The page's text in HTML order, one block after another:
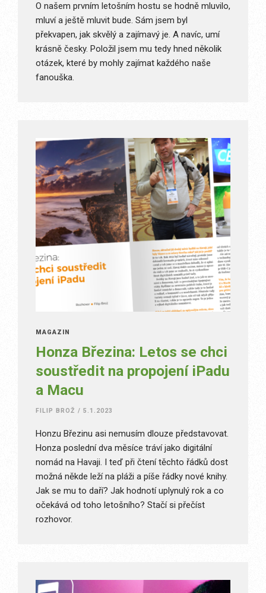
O našem prvním letošním hostu se hodně mluvilo,
mluví a ještě mluvit bude. Sám jsem byl
překvapen, jak skvělý a zajímavý je. A navíc, umí
krásně česky. Položil jsem mu tedy hned několik
otázek, které by mohly zajímat každého naše
fanouška.
MAGAZÍN
Honza Březina: Letos se chci
soustředit na propojení iPadu
a Macu
FILIP BROŽ / 5.1.2023
Honzu Březinu asi nemusím dlouze představovat.
Honza poslední dva měsíce tráví jako digitální
nomád na Havaji. I teď při čtení těchto řádků dost
možná někde leží na pláži a píše řádky nové knihy.
Jak se mu to daří? Jak hodnotí uplynulý rok a co
očekává od toho letošního? Stačí si přečíst
rozhovor.